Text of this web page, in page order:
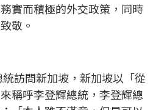
務實而積極的外交政策，同時
敬。
訪問新加坡，新加坡以「從
稱呼李登輝總統，李登輝總